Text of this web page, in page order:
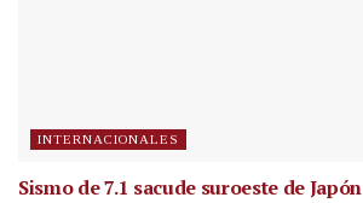
INTERNACIONALES
Sismo de 7.1 sacude suroeste de Japón